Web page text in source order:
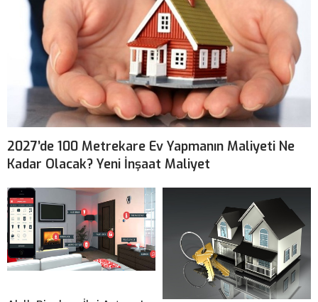
2027’de 100 Metrekare Ev Yapmanın Maliyeti Ne
Kadar Olacak? Yeni İnşaat Maliyet